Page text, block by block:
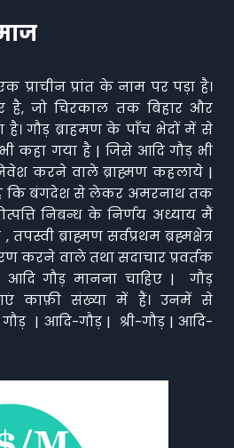
प्राचीन प्रांत के नाम पर पड़ा है।
है, जो चिरकाल तक बिहार और
है। गौड़ ब्राहमण के पाँच भेदों में से
कहा गया है | जिसे आदि गौड़ भी
करने वाले ब्राह्मण कहलाये |
है कि बंगदेश से लेकर अमरनाथ तक
निबन्ध के निर्णय अध्याय मैं
ब्राह्मण सर्वप्रथम ब्रह्मक्षेत्र
करने वाले तथा सदाचार प्रवर्तक
आदि गौड़ मानना चाहिए | गौड़
काफ़ी संख्या में हैं। उनमें से
गौड़ | आदि-गौड़ | श्री-गौड़ | आदि-